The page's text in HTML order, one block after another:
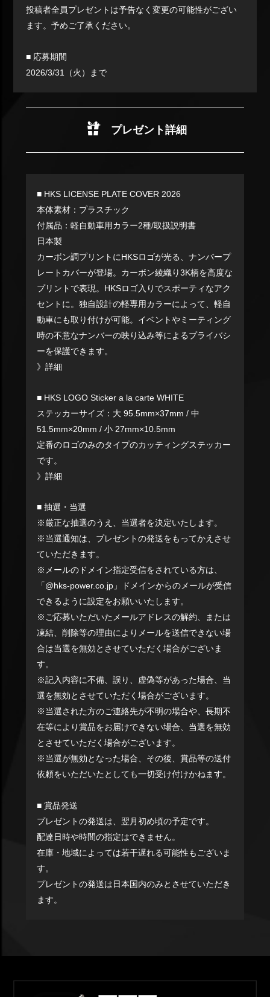
投稿者全員プレゼントは予告なく変更の可能性がござい
ます。予めご了承ください。
■ 応募期間
2026/3/31（火）まで
プレゼント詳細
■ HKS LICENSE PLATE COVER 2026
本体素材：プラスチック
付属品：軽自動車用カラー2種/取扱説明書
日本製
カーボン調プリントにHKSロゴが光る、ナンバープ
レートカバーが登場。カーボン綾織り3K柄を高度な
プリントで表現。HKSロゴ入りでスポーティなアク
セントに。独自設計の軽専用カラーによって、軽自
動車にも取り付けが可能。イベントやミーティング
時の不意なナンバーの映り込み等によるプライバシ
ーを保護できます。
》詳細
■ HKS LOGO Sticker a la carte WHITE
ステッカーサイズ：大 95.5mm×37mm / 中
51.5mm×20mm / 小 27mm×10.5mm
定番のロゴのみのタイプのカッティングステッカー
です。
》詳細
■ 抽選・当選
※厳正な抽選のうえ、当選者を決定いたします。
※当選通知は、プレゼントの発送をもってかえさせ
ていただきます。
※メールのドメイン指定受信をされている方は、
「@hks-power.co.jp」ドメインからのメールが受信
できるように設定をお願いいたします。
※ご応募いただいたメールアドレスの解約、または
凍結、削除等の理由によりメールを送信できない場
合は当選を無効とさせていただく場合がございま
す。
※記入内容に不備、誤り、虚偽等があった場合、当
選を無効とさせていただく場合がございます。
※当選された方のご連絡先が不明の場合や、長期不
在等により賞品をお届けできない場合、当選を無効
とさせていただく場合がございます。
※当選が無効となった場合、その後、賞品等の送付
依頼をいただいたとしても一切受け付けかねます。
■ 賞品発送
プレゼントの発送は、翌月初め頃の予定です。
配達日時や時間の指定はできません。
在庫・地域によっては若干遅れる可能性もございま
す。
プレゼントの発送は日本国内のみとさせていただき
ます。